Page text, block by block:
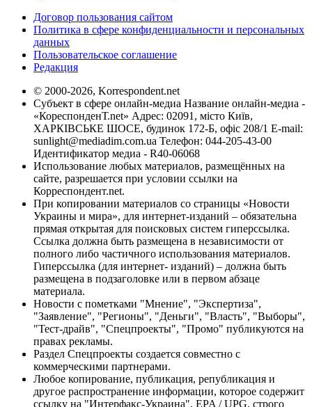
Договор пользования сайтом
Политика в сфере конфиденциальности и персональных
данных
Пользовательское соглашение
Редакция
© 2000-2026, Korrespondent.net
Субъект в сфере онлайн-медиа Название онлайн-медиа -
«КореспонденТ.net» Адрес: 02091, місто Київ,
ХАРКІВСЬКЕ ШОСЕ, будинок 172-Б, офіс 208/1 E-mail:
sunlight@mediadim.com.ua Телефон: 044-205-43-00
Идентификатор медиа - R40-06068
Использование любых материалов, размещённых на
сайте, разрешается при условии ссылки на
Корреспондент.net.
При копировании материалов со страницы «Новости
Украины и мира», для интернет-изданий – обязательна
прямая открытая для поисковых систем гиперссылка.
Ссылка должна быть размещена в независимости от
полного либо частичного использования материалов.
Гиперссылка (для интернет- изданий) – должна быть
размещена в подзаголовке или в первом абзаце
материала.
Новости с пометками "Мнение", "Экспертиза",
"Заявление", "Регионы", "Деньги", "Власть", "Выборы",
"Тест-драйв", "Спецпроекты", "Промо" публикуются на
правах рекламы.
Раздел Спецпроекты создается совместно с
коммерческими партнерами.
Любое копирование, публикация, републикация и
другое распространение информации, которое содержит
ссылку на "Интерфакс-Украина", EPA / UPG, строго